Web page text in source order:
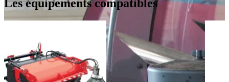
Les équipements compatibles